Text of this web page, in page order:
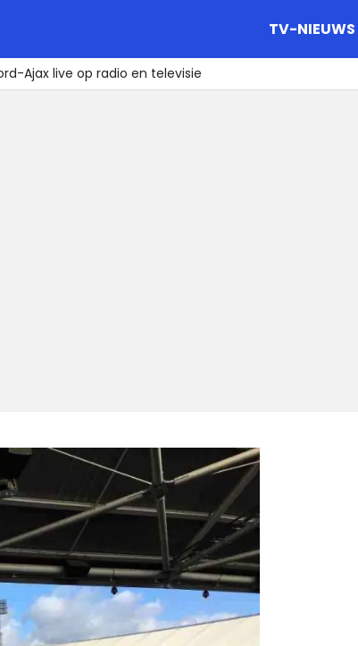
TV-NIEUWS
Ajax live op radio en televisie